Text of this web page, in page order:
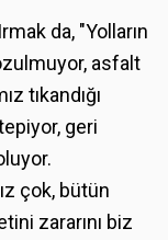
da, "Yolların
asfalt
tıkandığı
geri
çok, bütün
zararını biz